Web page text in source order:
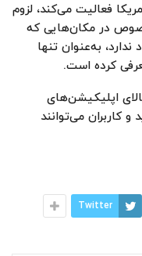
فعالیت می‌کند، لزوم
در مکان‌هایی که
به‌عنوان تنها
کرده است.
اپلیکیشن‌های
کاربران می‌توانند
Twitter